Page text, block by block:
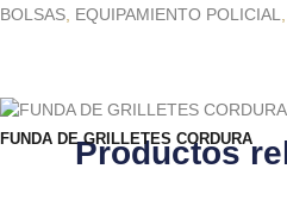
BOLSAS EQUIPAMIENTO POLICIAL
Productos
FUNDA DE GRILLETES CORDURA